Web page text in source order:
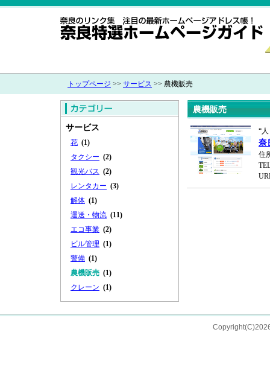
トップページ >> サービス >> 農機販売
サービス
花 (1)
タクシー (2)
観光バス (2)
レンタカー (3)
解体 (1)
運送・物流 (11)
エコ事業 (2)
ビル管理 (1)
警備 (1)
農機販売 (1)
クレーン (1)
農機販売
“
奈
住